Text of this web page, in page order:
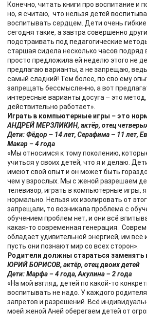
Конечно, читать книги про воспитание и
но, я считаю, что нельзя детей
воспитывать сердцем. Дети очень
сегодня такие, а завтра совершенно
подстраивать под педагогические
старшая сидела несколько часов подряд
просто предложила ей неделю этого не
предлагаю варианты, а не запрещаю,
самый сладкий! Тем более, по сво ему
запрещать бессмысленно, а вот
интересные варианты досуга – это
действительно работает».
Играть в компьютерные игры – это
АНДРЕЙ МЕРЗЛИКИН, актёр, отец
Дети: Фёдор – 14 лет, Серафима – 11 лет,
Макар – 4 года
«Мы относимся к тому поколению,
учиться у своих детей, что я и делаю.
имеют свой опыт и он может быть
чем у взрослых. Мы с женой разрешаем
телевизор, играть в компьютерные игры,
нормально. Нельзя их изолировать от
запрещали, то возникала проблема с
обучением проблем нет, и они всё
какая-то современная генерация.
обладает удивительной энергией, им
пусть они познают мир со всех сторон».
Родители должны стараться
ЮРИЙ БОРИСОВ, актёр, отец двоих детей
Дети: Марфа – 4 года, Акулина – 2 года
«На мой взгляд, детей по какой-то
воспитывать не надо. У каждого
запретов и разрешений. Всё
моей женой Аней оберегаем детей от